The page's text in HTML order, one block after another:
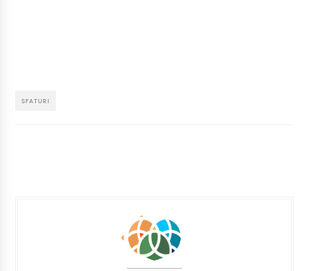
SFATURI